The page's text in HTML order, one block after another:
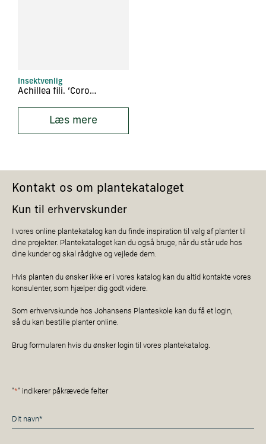
Insektvenlig
Achillea fili. ‘Coronation Gold’
Læs mere
Kontakt os om plantekataloget
Kun til erhvervskunder
I vores online plantekatalog kan du finde inspiration til valg af planter til
dine projekter. Plantekataloget kan du også bruge, når du står ude hos
dine kunder og skal rådgive og vejlede dem.
Hvis planten du ønsker ikke er i vores katalog kan du altid kontakte vores
konsulenter, som hjælper dig godt videre.
Som erhvervskunde hos Johansens Planteskole kan du få et login,
så du kan bestille planter online.
Brug formularen hvis du ønsker login til vores plantekatalog.
"*" indikerer påkrævede felter
Navn
*